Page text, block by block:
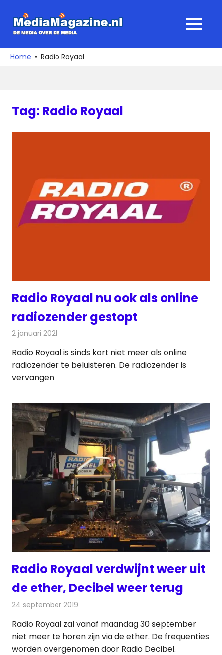
naar
media
over
MENU
Home Radio Royaal
Tag: Radio Royaal
Radio Royaal nu ook als online
radiozender gestopt
2 januari 2021
Radio Royaal is sinds kort niet meer als online
radiozender te beluisteren. De radiozender is
vervangen
Radio Royaal verdwijnt weer uit
de ether, Decibel weer terug
24 september 2019
Radio Royaal zal vanaf maandag 30 september
niet meer te horen zijn via de ether. De frequenties
worden overgenomen door Radio Decibel.